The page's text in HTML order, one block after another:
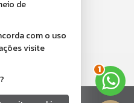
de Privacidade
2
de
com o uso
visite
?